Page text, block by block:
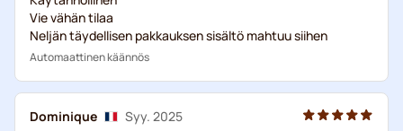
Vie vähän tilaa
Neljän täydellisen pakkauksen sisältö mahtuu siihen
Automaattinen käännös
Dominique
Syy. 2025